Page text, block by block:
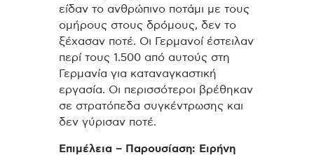
είδαν το ανθρώπινο ποτάμι με τους
ομήρους στους δρόμους, δεν το
ξέχασαν ποτέ. Οι Γερμανοί έστειλαν
περί τους 1.500 από αυτούς στη
Γερμανία για καταναγκαστική
εργασία. Οι περισσότεροι βρέθηκαν
σε στρατόπεδα συγκέντρωσης και
δεν γύρισαν ποτέ.
Επιμέλεια – Παρουσίαση: Ειρήνη